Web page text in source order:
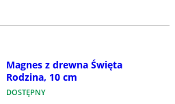
Magnes z drewna Święta
Rodzina, 10 cm
DOSTĘPNY